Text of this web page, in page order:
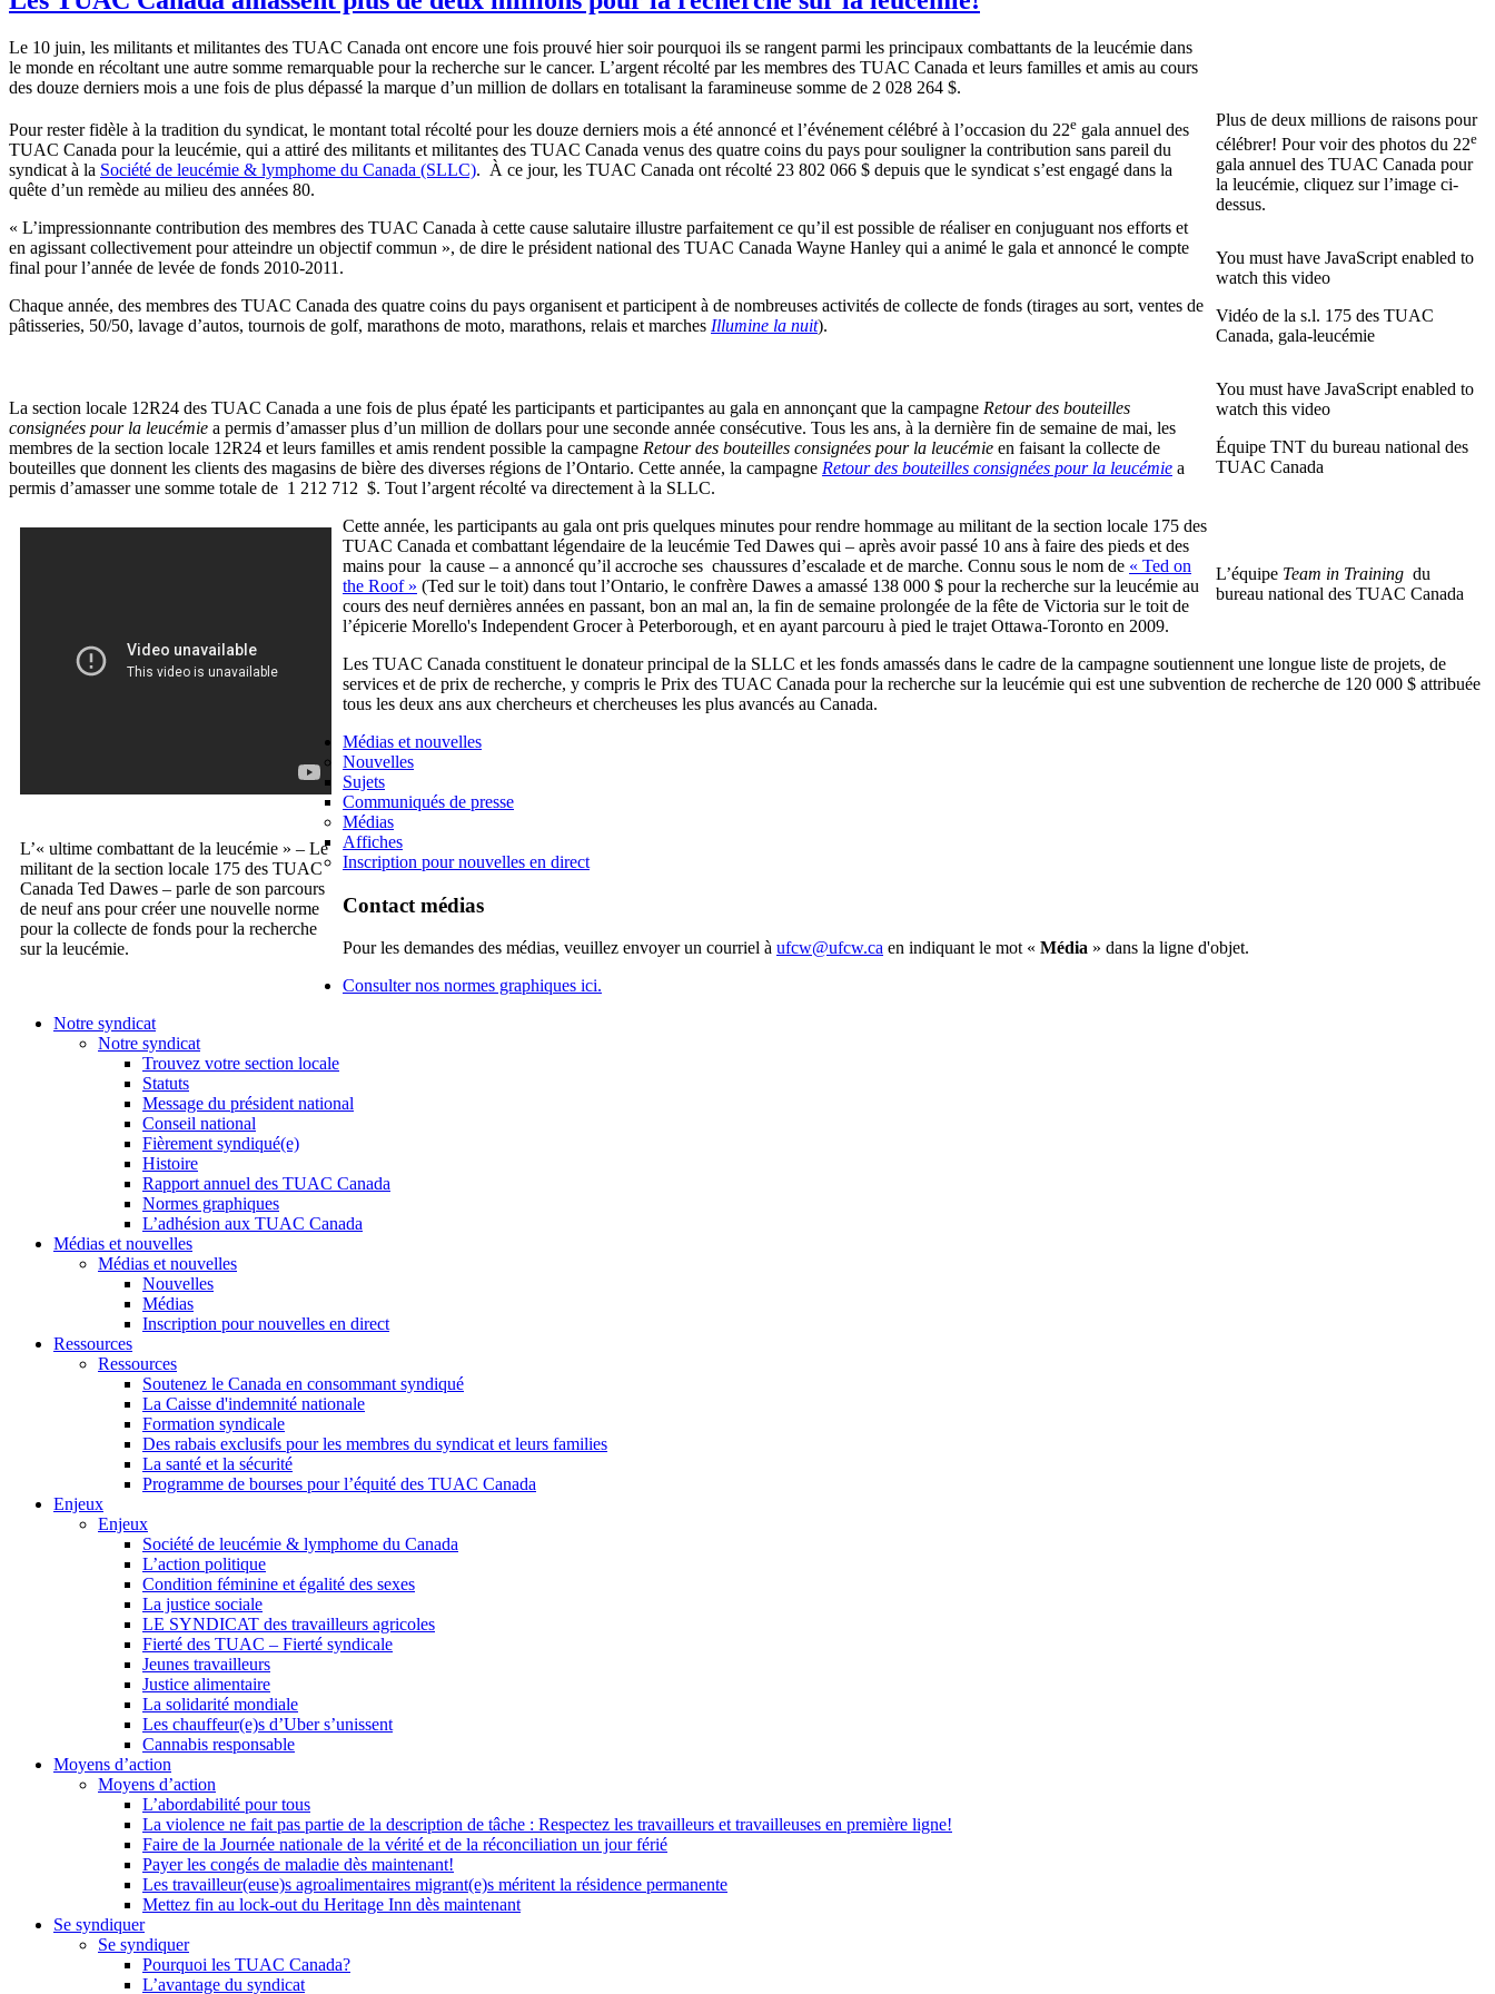
Plus de deux millions de raisons pour
célébrer! Pour voir des photos du 22e
gala annuel des TUAC Canada pour
la leucémie, cliquez sur l’image ci-
dessus.
You must have JavaScript enabled to
watch this video
Vidéo de la s.l. 175 des TUAC
Canada, gala-leucémie
You must have JavaScript enabled to
watch this video
Équipe TNT du bureau national des
TUAC Canada
L’équipe Team in Training du
bureau national des TUAC Canada
Le 10 juin, les militants et militantes des TUAC Canada ont encore une fois prouvé hier soir pourquoi ils se rangent parmi les principaux combattants de la leucémie dans
le monde en récoltant une autre somme remarquable pour la recherche sur le cancer. L’argent récolté par les membres des TUAC Canada et leurs familles et amis au cours
des douze derniers mois a une fois de plus dépassé la marque d’un million de dollars en totalisant la faramineuse somme de 2 028 264 $.
Pour rester fidèle à la tradition du syndicat, le montant total récolté pour les douze derniers mois a été annoncé et l’événement célébré à l’occasion du 22e gala annuel des
TUAC Canada pour la leucémie, qui a attiré des militants et militantes des TUAC Canada venus des quatre coins du pays pour souligner la contribution sans pareil du
syndicat à la Société de leucémie & lymphome du Canada (SLLC). À ce jour, les TUAC Canada ont récolté 23 802 066 $ depuis que le syndicat s’est engagé dans la
quête d’un remède au milieu des années 80.
« L’impressionnante contribution des membres des TUAC Canada à cette cause salutaire illustre parfaitement ce qu’il est possible de réaliser en conjuguant nos efforts et
en agissant collectivement pour atteindre un objectif commun », de dire le président national des TUAC Canada Wayne Hanley qui a animé le gala et annoncé le compte
final pour l’année de levée de fonds 2010-2011.
Chaque année, des membres des TUAC Canada des quatre coins du pays organisent et participent à de nombreuses activités de collecte de fonds (tirages au sort, ventes de
pâtisseries, 50/50, lavage d’autos, tournois de golf, marathons de moto, marathons, relais et marches Illumine la nuit).
La section locale 12R24 des TUAC Canada a une fois de plus épaté les participants et participantes au gala en annonçant que la campagne Retour des bouteilles
consignées pour la leucémie a permis d’amasser plus d’un million de dollars pour une seconde année consécutive. Tous les ans, à la dernière fin de semaine de mai, les
membres de la section locale 12R24 et leurs familles et amis rendent possible la campagne Retour des bouteilles consignées pour la leucémie en faisant la collecte de
bouteilles que donnent les clients des magasins de bière des diverses régions de l’Ontario. Cette année, la campagne Retour des bouteilles consignées pour la leucémie a
permis d’amasser une somme totale de 1 212 712 $. Tout l’argent récolté va directement à la SLLC.
L’« ultime combattant de la leucémie » – Le
militant de la section locale 175 des TUAC
Canada Ted Dawes – parle de son parcours
de neuf ans pour créer une nouvelle norme
pour la collecte de fonds pour la recherche
sur la leucémie.
Cette année, les participants au gala ont pris quelques minutes pour rendre hommage au militant de la section locale 175 des
TUAC Canada et combattant légendaire de la leucémie Ted Dawes qui – après avoir passé 10 ans à faire des pieds et des
mains pour la cause – a annoncé qu’il accroche ses chaussures d’escalade et de marche. Connu sous le nom de « Ted on
the Roof » (Ted sur le toit) dans tout l’Ontario, le confrère Dawes a amassé 138 000 $ pour la recherche sur la leucémie au
cours des neuf dernières années en passant, bon an mal an, la fin de semaine prolongée de la fête de Victoria sur le toit de
l’épicerie Morello's Independent Grocer à Peterborough, et en ayant parcouru à pied le trajet Ottawa-Toronto en 2009.
Les TUAC Canada constituent le donateur principal de la SLLC et les fonds amassés dans le cadre de la campagne soutiennent une longue liste de projets, de
services et de prix de recherche, y compris le Prix des TUAC Canada pour la recherche sur la leucémie qui est une subvention de recherche de 120 000 $ attribuée
tous les deux ans aux chercheurs et chercheuses les plus avancés au Canada.
Médias et nouvelles
Nouvelles
Sujets
Communiqués de presse
Médias
Affiches
Inscription pour nouvelles en direct
Contact médias
Pour les demandes des médias, veuillez envoyer un courriel à ufcw@ufcw.ca en indiquant le mot « Média » dans la ligne d'objet.
Consulter nos normes graphiques ici.
Notre syndicat
Notre syndicat
Trouvez votre section locale
Statuts
Message du président national
Conseil national
Fièrement syndiqué(e)
Histoire
Rapport annuel des TUAC Canada
Normes graphiques
L’adhésion aux TUAC Canada
Médias et nouvelles
Médias et nouvelles
Nouvelles
Médias
Inscription pour nouvelles en direct
Ressources
Ressources
Soutenez le Canada en consommant syndiqué
La Caisse d'indemnité nationale
Formation syndicale
Des rabais exclusifs pour les membres du syndicat et leurs families
La santé et la sécurité
Programme de bourses pour l’équité des TUAC Canada
Enjeux
Enjeux
Société de leucémie & lymphome du Canada
L’action politique
Condition féminine et égalité des sexes
La justice sociale
LE SYNDICAT des travailleurs agricoles
Fierté des TUAC – Fierté syndicale
Jeunes travailleurs
Justice alimentaire
La solidarité mondiale
Les chauffeur(e)s d’Uber s’unissent
Cannabis responsable
Moyens d’action
Moyens d’action
L’abordabilité pour tous
La violence ne fait pas partie de la description de tâche : Respectez les travailleurs et travailleuses en première ligne!
Faire de la Journée nationale de la vérité et de la réconciliation un jour férié
Payer les congés de maladie dès maintenant!
Les travailleur(euse)s agroalimentaires migrant(e)s méritent la résidence permanente
Mettez fin au lock-out du Heritage Inn dès maintenant
Se syndiquer
Se syndiquer
Pourquoi les TUAC Canada?
L’avantage du syndicat